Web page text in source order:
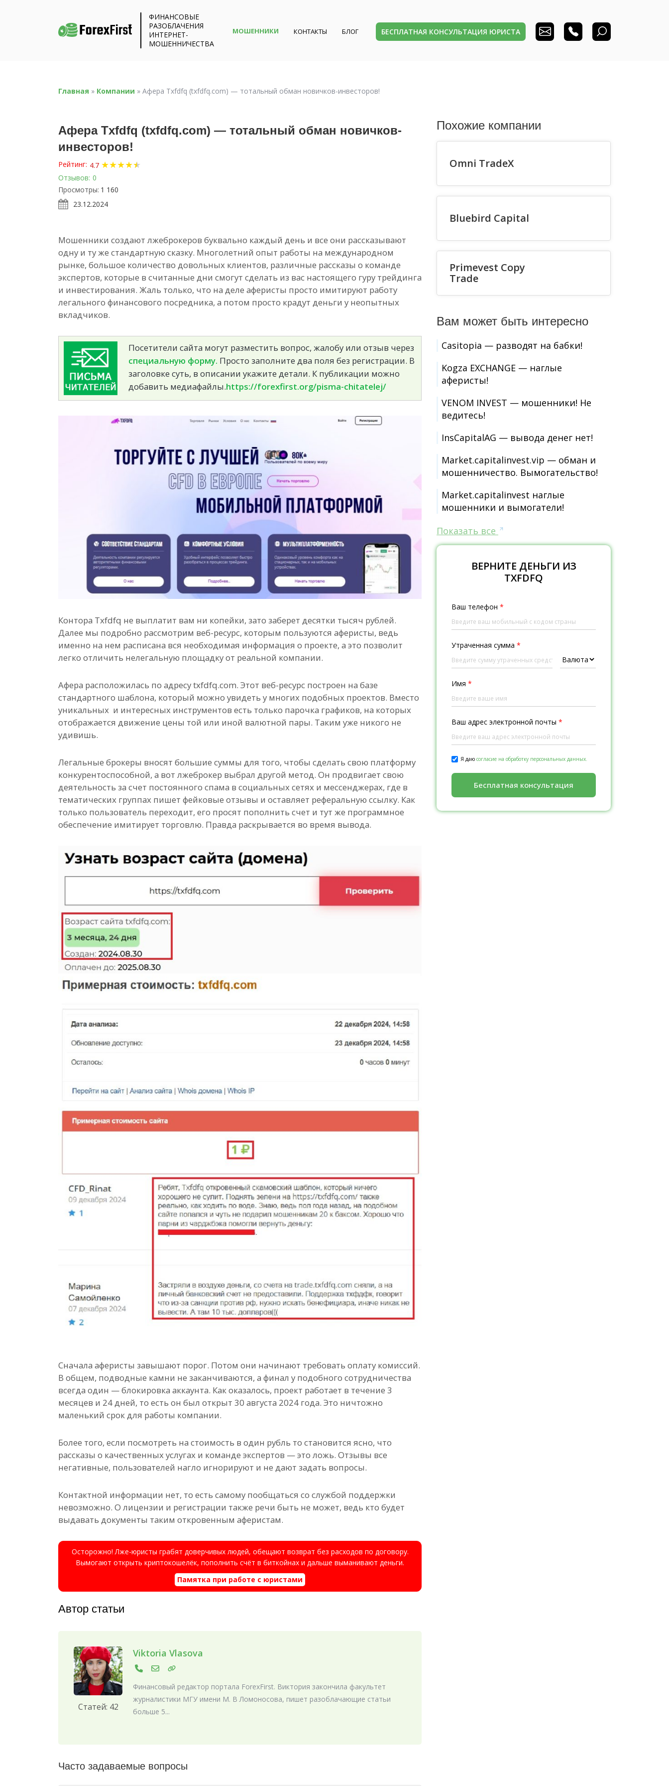
ФИНАНСОВЫЕ
РАЗОБЛАЧЕНИЯ
ИНТЕРНЕТ-
МОШЕННИЧЕСТВА
МОШЕННИКИ КОНТАКТЫ БЛОГ БЕСПЛАТНАЯ КОНСУЛЬТАЦИЯ ЮРИСТА
Главная » Компании » Афера Txfdfq (txfdfq.com) — тотальный обман новичков-инвесторов!
Афера Txfdfq (txfdfq.com) — тотальный обман новичков-
инвесторов!
Рейтинг: 4.7 ★★★★★
★
Отзывов: 0
Просмотры: 1 160
23.12.2024
Мошенники создают лжеброкеров буквально каждый день и все они рассказывают
одну и ту же стандартную сказку. Многолетний опыт работы на международном
рынке, большое количество довольных клиентов, различные рассказы о команде
экспертов, которые в считанные дни смогут сделать из вас настоящего гуру трейдинга
и инвестирования. Жаль только, что на деле аферисты просто имитируют работу
легального финансового посредника, а потом просто крадут деньги у неопытных
вкладчиков.
Посетители сайта могут разместить вопрос, жалобу или отзыв через
специальную форму. Просто заполните два поля без регистрации. В
заголовке суть, в описании укажите детали. К публикации можно
добавить медиафайлы.https://forexfirst.org/pisma-chitatelej/
Контора Txfdfq не выплатит вам ни копейки, зато заберет десятки тысяч рублей.
Далее мы подробно рассмотрим веб-ресурс, которым пользуются аферисты, ведь
именно на нем расписана вся необходимая информация о проекте, а это позволит
легко отличить нелегальную площадку от реальной компании.
Афера расположилась по адресу txfdfq.com. Этот веб-ресурс построен на базе
стандартного шаблона, который можно увидеть у многих подобных проектов. Вместо
уникальных и интересных инструментов есть только парочка графиков, на которых
отображается движение цены той или иной валютной пары. Таким уже никого не
удивишь.
Легальные брокеры вносят большие суммы для того, чтобы сделать свою платформу
конкурентоспособной, а вот лжеброкер выбрал другой метод. Он продвигает свою
деятельность за счет постоянного спама в социальных сетях и мессенджерах, где в
тематических группах пишет фейковые отзывы и оставляет реферальную ссылку. Как
только пользователь переходит, его просят пополнить счет и тут же программное
обеспечение имитирует торговлю. Правда раскрывается во время вывода.
Сначала аферисты завышают порог. Потом они начинают требовать оплату комиссий.
В общем, подводные камни не заканчиваются, а финал у подобного сотрудничества
всегда один — блокировка аккаунта. Как оказалось, проект работает в течение 3
месяцев и 24 дней, то есть он был открыт 30 августа 2024 года. Это ничтожно
маленький срок для работы компании.
Более того, если посмотреть на стоимость в один рубль то становится ясно, что
рассказы о качественных услугах и команде экспертов — это ложь. Отзывы все
негативные, пользователей нагло игнорируют и не дают задать вопросы.
Контактной информации нет, то есть самому пообщаться со службой поддержки
невозможно. О лицензии и регистрации также речи быть не может, ведь кто будет
выдавать документы таким откровенным аферистам.
Осторожно! Лже-юристы грабят доверчивых людей, обещают возврат без расходов по договору.
Вымогают открыть криптокошелёк, пополнить счёт в биткойнах и дальше выманивают деньги.
Памятка при работе с юристами
Автор статьи
Статей: 42
Viktoria Vlasova
Финансовый редактор портала ForexFirst. Виктория закончила факультет
журналистики МГУ имени М. В Ломоносова, пишет разоблачающие статьи
больше 5...
Часто задаваемые вопросы
Похожие компании
Omni TradeX
Bluebird Capital
Primevest Copy
Trade
Вам может быть интересно
Casitopia — разводят на бабки!
Kogza EXCHANGE — наглые
аферисты!
VENOM INVEST — мошенники! Не
ведитесь!
InsCapitalAG — вывода денег нет!
Market.capitalinvest.vip — обман и
мошенничество. Вымогательство!
Market.capitalinvest наглые
мошенники и вымогатели!
Показать все
ВЕРНИТЕ ДЕНЬГИ ИЗ
TXFDFQ
Ваш телефон *
Утраченная сумма *
Имя *
Ваш адрес электронной почты *
Я даю согласие на обработку персональных данных.
Бесплатная консультация